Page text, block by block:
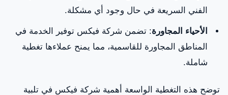
الفني السريعة في حال وجود أي مشكلة.
الأحياء المجاورة: تضمن شركة فيكس توفير الخدمة في
المناطق المجاورة للقاسمية، مما يمنح عملاءها تغطية
شاملة.
توضح هذه التغطية الواسعة أهمية شركة فيكس في تلبية